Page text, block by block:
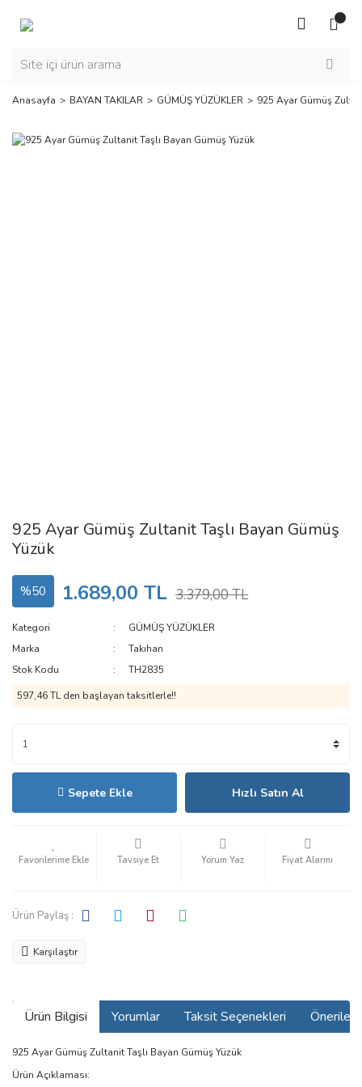
Anasayfa BAYAN TAKILAR GÜMÜŞ YÜZÜKLER 925 Ayar Gümüş
925 Ayar Gümüş Zultanit Taşlı Bayan Gümüş
Yüzük
%50 1.689,00 TL 3.379,00 TL
Kategori
GÜMÜŞ YÜZÜKLER
Marka
Takıhan
Stok Kodu
TH2835
597,46 TL den başlayan taksitlerle!!
Sepete Ekle Hızlı Satın Al
Tavsiye Et Yorum Yaz Fiyat Alarmı
Ürün Paylaş :
Karşılaştır
Ürün Bilgisi Yorumlar Taksit Seçenekleri
925 Ayar Gümüş Zultanit Taşlı Bayan Gümüş Yüzük
Ürün Açıklaması: